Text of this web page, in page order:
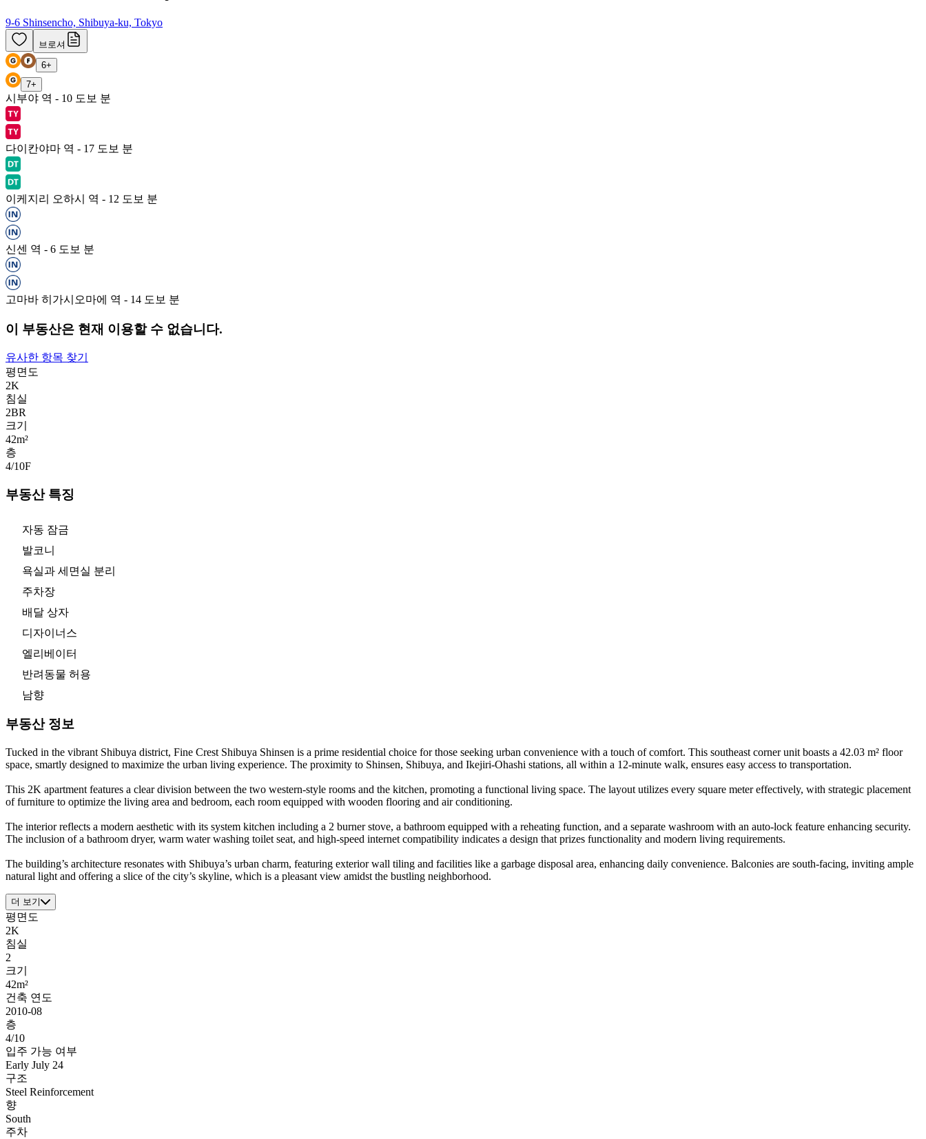
9-6 Shinsencho, Shibuya-ku, Tokyo
브로셔
6+
7+
시부야 역 - 10 도보 분
다이칸야마 역 - 17 도보 분
이케지리 오하시 역 - 12 도보 분
신센 역 - 6 도보 분
고마바 히가시오마에 역 - 14 도보 분
이 부동산은 현재 이용할 수 없습니다.
유사한 항목 찾기
평면도
2K
침실
2BR
크기
42m²
층
4/10F
부동산 특징
자동 잠금
발코니
욕실과 세면실 분리
주차장
배달 상자
디자이너스
엘리베이터
반려동물 허용
남향
부동산 정보
Tucked in the vibrant Shibuya district, Fine Crest Shibuya Shinsen is a prime residential choice for those seeking urban convenience with a touch of comfort. This southeast corner unit boasts a 42.03 m² floor
space, smartly designed to maximize the urban living experience. The proximity to Shinsen, Shibuya, and Ikejiri-Ohashi stations, all within a 12-minute walk, ensures easy access to transportation.
This 2K apartment features a clear division between the two western-style rooms and the kitchen, promoting a functional living space. The layout utilizes every square meter effectively, with strategic placement
of furniture to optimize the living area and bedroom, each room equipped with wooden flooring and air conditioning.
The interior reflects a modern aesthetic with its system kitchen including a 2 burner stove, a bathroom equipped with a reheating function, and a separate washroom with an auto-lock feature enhancing security.
The inclusion of a bathroom dryer, warm water washing toilet seat, and high-speed internet compatibility indicates a design that prizes functionality and modern living requirements.
The building’s architecture resonates with Shibuya’s urban charm, featuring exterior wall tiling and facilities like a garbage disposal area, enhancing daily convenience. Balconies are south-facing, inviting ample
natural light and offering a slice of the city’s skyline, which is a pleasant view amidst the bustling neighborhood.
더 보기
평면도
2K
침실
2
크기
42m²
건축 연도
2010-08
층
4/10
입주 가능 여부
Early July 24
구조
Steel Reinforcement
향
South
주차